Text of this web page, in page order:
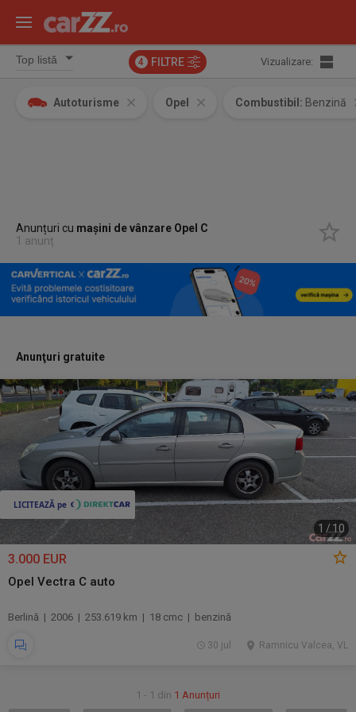
4 FILTRE Vizualizare:
Autoturisme Opel Combustibil: Benzină
Anunțuri cu mașini de vânzare Opel C
1 anunț
Anunţuri gratuite
1 / 10
3.000 EUR
Opel Vectra C auto
Berlină | 2006 | 253.619 km | 18 cmc | benzină
Ramnicu Valcea, VL
30 jul.
1 - 1 din 1 Anunțuri